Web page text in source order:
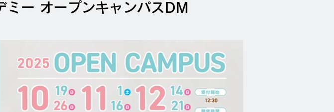
ミー オープンキャンパスDM